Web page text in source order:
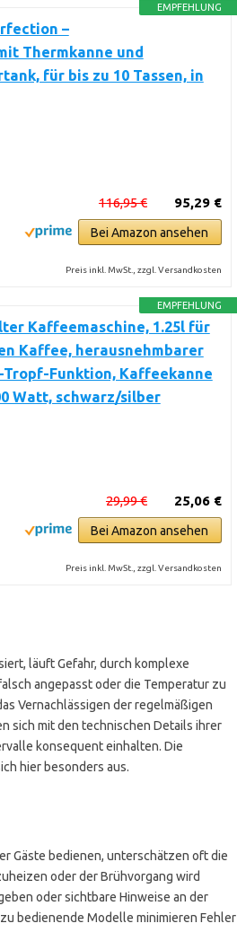
EMPFEHLUNG
–
Thermkanne und
für bis zu 10 Tassen, in
95,29 €
116,95 €
Bei Amazon ansehen
Preis inkl. MwSt., zzgl. Versandkosten
EMPFEHLUNG
Kaffeemaschine, 1.25l für
Kaffee, herausnehmbarer
Funktion, Kaffeekanne
Watt, schwarz/silber
25,06 €
29,99 €
Bei Amazon ansehen
Preis inkl. MwSt., zzgl. Versandkosten
läuft Gefahr, durch komplexe
angepasst oder die Temperatur zu
Vernachlässigen der regelmäßigen
sich mit den technischen Details ihrer
konsequent einhalten. Die
hier besonders aus.
Gäste bedienen, unterschätzen oft die
oder der Brühvorgang wird
oder sichtbare Hinweise an der
bedienende Modelle minimieren Fehler